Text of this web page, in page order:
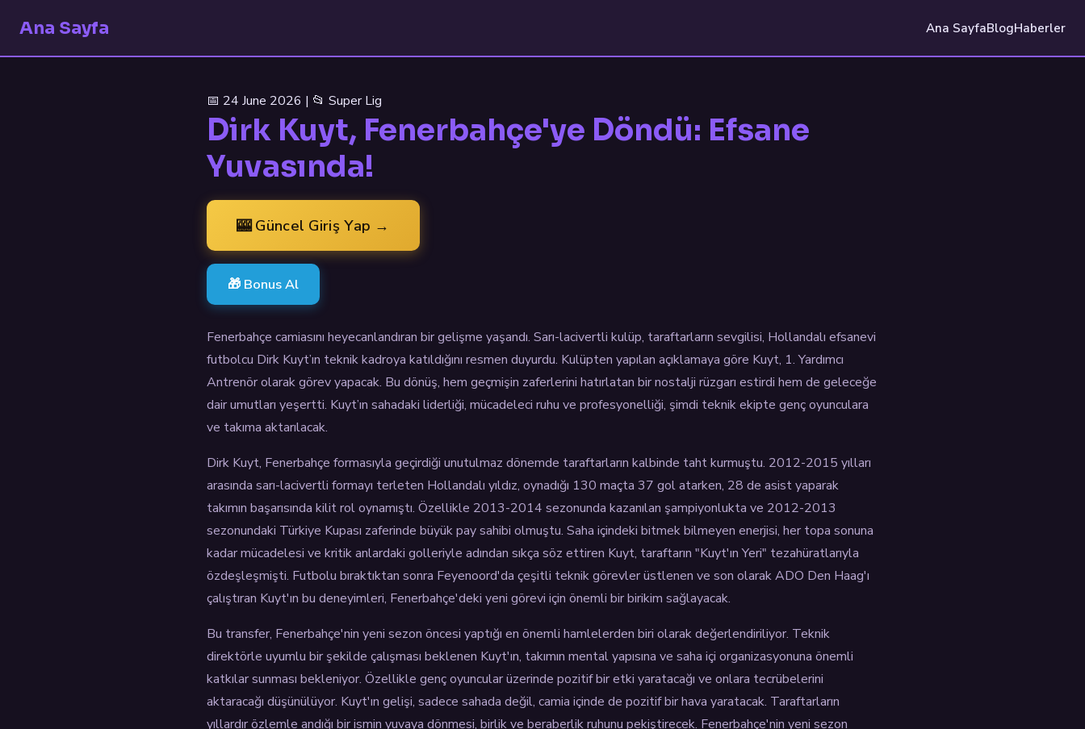
Ana Sayfa Ana SayfaBlogHaberler
📅 24 June 2026 | 📂 Super Lig
Dirk Kuyt, Fenerbahçe'ye Döndü: Efsane
Yuvasında!
🎰 Güncel Giriş Yap →
🎁 Bonus Al
Fenerbahçe camiasını heyecanlandıran bir gelişme yaşandı. Sarı-lacivertli kulüp, taraftarların sevgilisi, Hollandalı efsanevi
futbolcu Dirk Kuyt’ın teknik kadroya katıldığını resmen duyurdu. Kulüpten yapılan açıklamaya göre Kuyt, 1. Yardımcı
Antrenör olarak görev yapacak. Bu dönüş, hem geçmişin zaferlerini hatırlatan bir nostalji rüzgarı estirdi hem de geleceğe
dair umutları yeşertti. Kuyt’ın sahadaki liderliği, mücadeleci ruhu ve profesyonelliği, şimdi teknik ekipte genç oyunculara
ve takıma aktarılacak.
Dirk Kuyt, Fenerbahçe formasıyla geçirdiği unutulmaz dönemde taraftarların kalbinde taht kurmuştu. 2012-2015 yılları
arasında sarı-lacivertli formayı terleten Hollandalı yıldız, oynadığı 130 maçta 37 gol atarken, 28 de asist yaparak
takımın başarısında kilit rol oynamıştı. Özellikle 2013-2014 sezonunda kazanılan şampiyonlukta ve 2012-2013
sezonundaki Türkiye Kupası zaferinde büyük pay sahibi olmuştu. Saha içindeki bitmek bilmeyen enerjisi, her topa sonuna
kadar mücadelesi ve kritik anlardaki golleriyle adından sıkça söz ettiren Kuyt, taraftarın "Kuyt'ın Yeri" tezahüratlarıyla
özdeşleşmişti. Futbolu bıraktıktan sonra Feyenoord'da çeşitli teknik görevler üstlenen ve son olarak ADO Den Haag'ı
çalıştıran Kuyt'ın bu deneyimleri, Fenerbahçe'deki yeni görevi için önemli bir birikim sağlayacak.
Bu transfer, Fenerbahçe'nin yeni sezon öncesi yaptığı en önemli hamlelerden biri olarak değerlendiriliyor. Teknik
direktörle uyumlu bir şekilde çalışması beklenen Kuyt'ın, takımın mental yapısına ve saha içi organizasyonuna önemli
katkılar sunması bekleniyor. Özellikle genç oyuncular üzerinde pozitif bir etki yaratacağı ve onlara tecrübelerini
aktaracağı düşünülüyor. Kuyt'ın gelişi, sadece sahada değil, camia içinde de pozitif bir hava yaratacak. Taraftarların
yıllardır özlemle andığı bir ismin yuvaya dönmesi, birlik ve beraberlik ruhunu pekiştirecek. Fenerbahçe'nin yeni sezon